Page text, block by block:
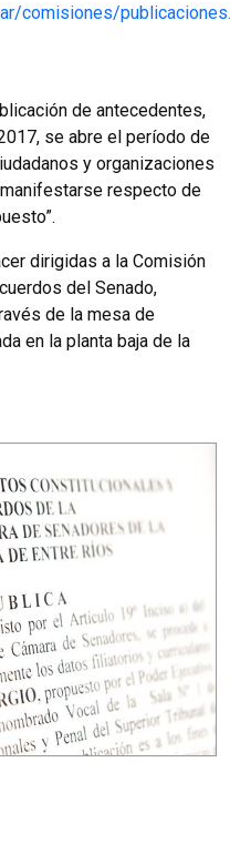
comisiones/
de antecedentes,
se abre el período de
y organizaciones
respecto de
dirigidas a la Comisión
del Senado,
de la mesa de
en la planta baja de la